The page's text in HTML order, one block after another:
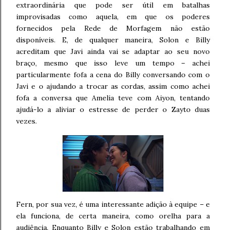
extraordinária que pode ser útil em batalhas
improvisadas como aquela, em que os poderes
fornecidos pela Rede de Morfagem não estão
disponíveis. E, de qualquer maneira, Solon e Billy
acreditam que Javi ainda vai se adaptar ao seu novo
braço, mesmo que isso leve um tempo – achei
particularmente fofa a cena do Billy conversando com o
Javi e o ajudando a trocar as cordas, assim como achei
fofa a conversa que Amelia teve com Aiyon, tentando
ajudá-lo a aliviar o estresse de perder o Zayto duas
vezes.
Fern, por sua vez, é uma interessante adição à equipe – e
ela funciona, de certa maneira, como orelha para a
audiência. Enquanto Billy e Solon estão trabalhando em